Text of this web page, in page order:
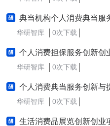
典当机构个人消费典当服
华研智库 0次下载
个人消费担保服务创新创
华研智库 0次下载
个人消费典当服务创新与提
华研智库 0次下载
生活消费品展览创新创业